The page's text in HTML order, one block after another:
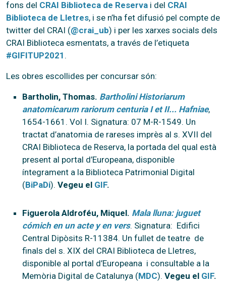
fons del CRAI Biblioteca de Reserva i del CRAI
Biblioteca de Lletres, i se n’ha fet difusió pel compte de
twitter del CRAI (@crai_ub) i per les xarxes socials dels
CRAI Biblioteca esmentats, a través de l’etiqueta
#GIFITUP2021 .
Les obres escollides per concursar són:
Bartholin, Thomas. Bartholini Historiarum
anatomicarum rariorum centuria I et II... Hafniae,
1654-1661. Vol I. Signatura: 07 M-R-1549. Un
tractat d’anatomia de rareses imprès al s. XVII del
CRAI Biblioteca de Reserva, la portada del qual està
present al portal d’Europeana, disponible
íntegrament a la Biblioteca Patrimonial Digital
(BiPaDi). Vegeu el GIF.
Figuerola Aldroféu, Miquel. Mala lluna: juguet
cómich en un acte y en vers. Signatura: Edifici
Central Dipòsits R-11384. Un fullet de teatre de
finals del s. XIX del CRAI Biblioteca de Lletres,
disponible al portal d’Europeana i consultable a la
Memòria Digital de Catalunya (MDC). Vegeu el GIF.